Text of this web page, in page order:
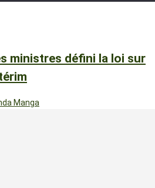
ministres défini la loi sur
Manga